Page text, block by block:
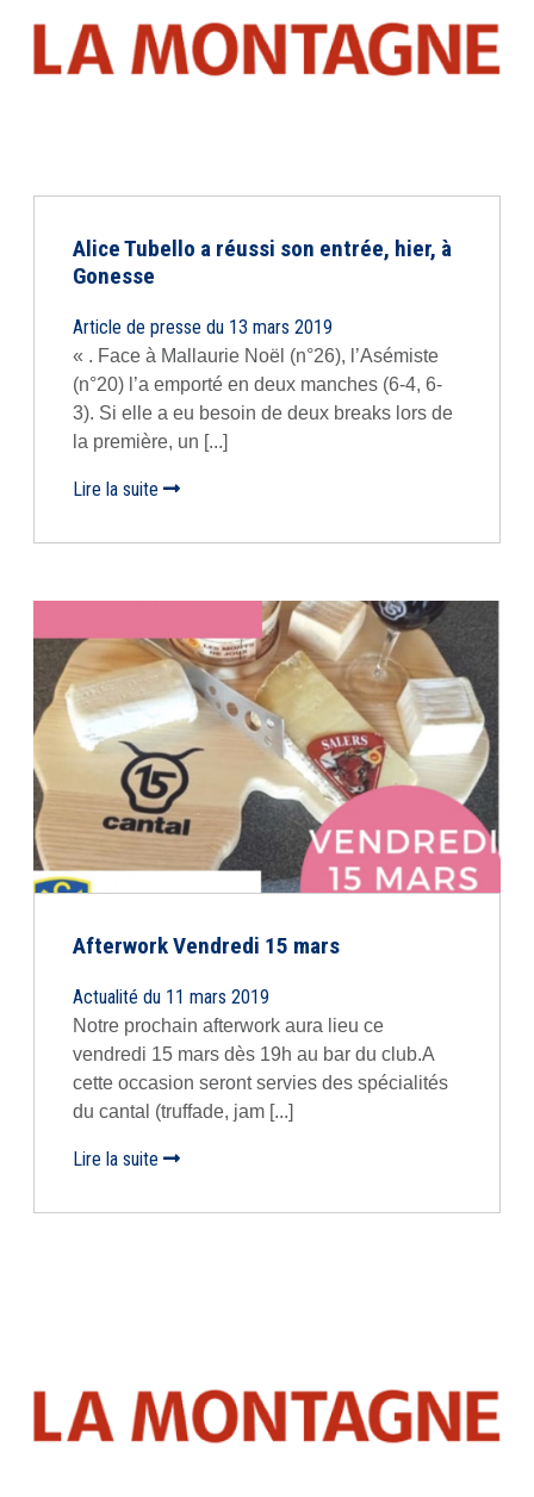
Alice Tubello a réussi son entrée, hier, à
Gonesse
Article de presse du 13 mars 2019
« . Face à Mallaurie Noël (n°26), l’Asémiste
(n°20) l’a emporté en deux manches (6-4, 6-
3). Si elle a eu besoin de deux breaks lors de
la première, un [...]
Lire la suite
Afterwork Vendredi 15 mars
Actualité du 11 mars 2019
Notre prochain afterwork aura lieu ce
vendredi 15 mars dès 19h au bar du club.A
cette occasion seront servies des spécialités
du cantal (truffade, jam [...]
Lire la suite